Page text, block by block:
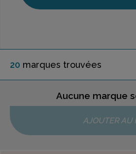
20 marques trouvées
Aucune marque
AJOUTER AU